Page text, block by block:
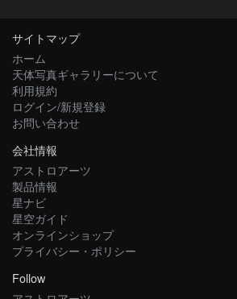
サイトマップ
ホーム
天体写真ギャラリーについて
利用規約
ログイン/新規登録
お問い合わせ
会社情報
アストロアーツ
製品情報
星ナビ
星空ガイド
オンラインショップ
プライバシー・ポリシー
Follow